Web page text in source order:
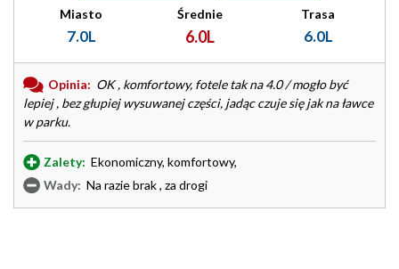
Miasto
7.0L
Średnie
6.0L
Trasa
6.0L
Opinia: OK , komfortowy, fotele tak na 4.0 / mogło być
lepiej , bez głupiej wysuwanej części, jadąc czuje się jak na ławce
w parku.
Zalety: Ekonomiczny, komfortowy,
Wady: Na razie brak , za drogi